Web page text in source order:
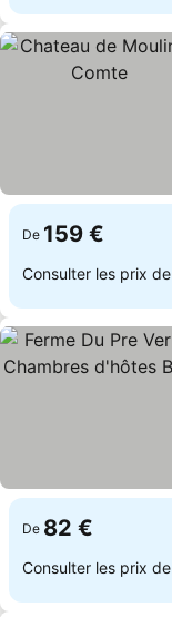
De 159 €
Consulter les prix de
De 82 €
Consulter les prix de